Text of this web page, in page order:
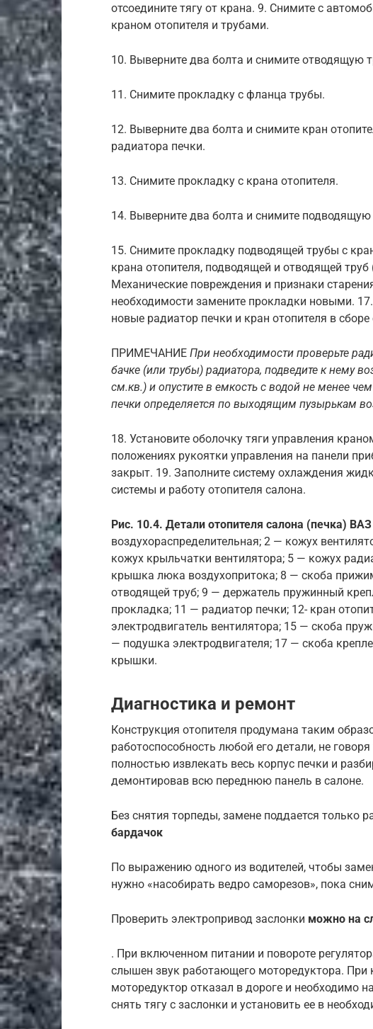
отсоедините тягу от крана. 9. Снимите с
краном отопителя и трубами.
10. Выверните два болта и снимите отводящую
11. Снимите прокладку с фланца трубы.
12. Выверните два болта и снимите кран
радиатора печки.
13. Снимите прокладку с крана отопителя.
14. Выверните два болта и снимите подводящую
15. Снимите прокладку подводящей трубы с
крана отопителя, подводящей и отводящей
Механические повреждения и признаки
необходимости замените прокладки новыми.
новые радиатор печки и кран отопителя в
ПРИМЕЧАНИЕ При необходимости проверьте
бачке (или трубы) радиатора, подведите к нему
см.кв.) и опустите в емкость с водой не менее
печки определяется по выходящим пузырькам
18. Установите оболочку тяги управления
положениях рукоятки управления на панели
закрыт. 19. Заполните систему охлаждения
системы и работу отопителя салона.
Рис. 10.4. Детали отопителя салона (печка)
воздухораспределительная; 2 — кожух
кожух крыльчатки вентилятора; 5 — кожух
крышка люка воздухопритока; 8 — скоба
отводящей труб; 9 — держатель пружинный
прокладка; 11 — радиатор печки; 12- кран
электродвигатель вентилятора; 15 — скоба
— подушка электродвигателя; 17 — скоба
крышки.
Диагностика и ремонт
Конструкция отопителя продумана таким
работоспособность любой его детали, не
полностью извлекать весь корпус печки и
демонтировав всю переднюю панель в салоне.
Без снятия торпеды, замене поддается только
бардачок
По выражению одного из водителей, чтобы
нужно «насобирать ведро саморезов», пока
Проверить электропривод заслонки можно на
. При включенном питании и повороте
слышен звук работающего моторедуктора. При
моторедуктор отказал в дороге и необходимо
снять тягу с заслонки и установить ее в